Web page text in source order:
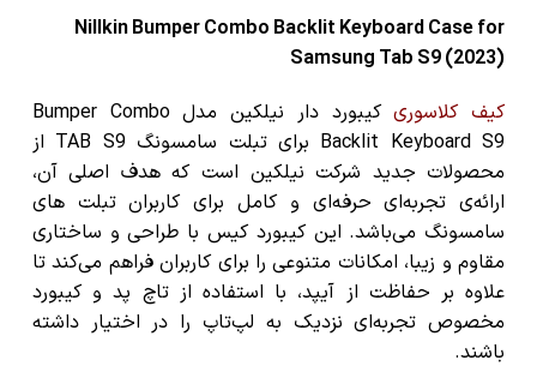
Nillkin Bumper Combo Backlit Keyboard Case for
Samsung Tab S9 (2023)
کیف کلاسوری
کیبورد دار نیلکین مدل Bumper Combo
Backlit Keyboard S9 برای تبلت سامسونگ TAB S9 از
محصولات جدید شرکت نیلکین است که هدف اصلی آن،
ارائه‌ی تجربه‌ای حرفه‌ای و کامل برای کاربران تبلت های
سامسونگ می‌باشد. این کیبورد کیس با طراحی و ساختاری
مقاوم و زیبا، امکانات متنوعی را برای کاربران فراهم می‌کند تا
علاوه بر حفاظت از آیپد، با استفاده از تاچ پد و کیبورد
مخصوص تجربه‌ای نزدیک به لپ‌تاپ را در اختیار داشته
باشند.